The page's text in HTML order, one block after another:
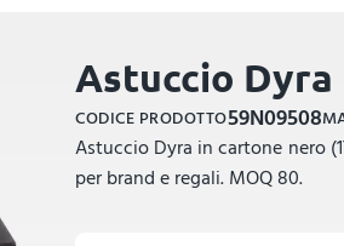
Astuccio Dyra
CODICE PRODOTTO59N09508
Astuccio Dyra in cartone nero
per brand e regali. MOQ 80.